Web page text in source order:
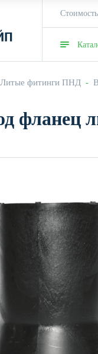
Литые фитинги ПНД -
фланец